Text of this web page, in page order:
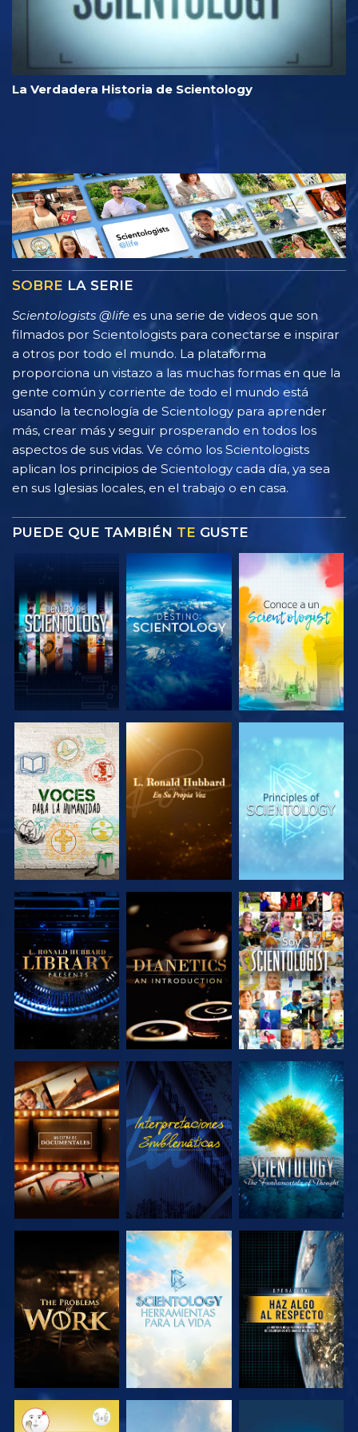
La Verdadera Historia de Scientology
SOBRE LA SERIE
Scientologists @life es una serie de videos que son
filmados por Scientologists para conectarse e inspirar
a otros por todo el mundo. La plataforma
proporciona un vistazo a las muchas formas en que la
gente común y corriente de todo el mundo está
usando la tecnología de Scientology para aprender
más, crear más y seguir prosperando en todos los
aspectos de sus vidas. Ve cómo los Scientologists
aplican los principios de Scientology cada día, ya sea
en sus Iglesias locales, en el trabajo o en casa.
PUEDE QUE TAMBIÉN TE GUSTE
EXPLORA LAS
SERIES
EXPLORA LAS
SERIES
EXPLORA LAS
SERIES
EXPLORA LAS
SERIES
EXPLORA LAS
SERIES
VE
EXPLORA LAS
SERIES
VE
EXPLORA LAS
SERIES
EXPLORA LAS
SERIES
EXPLORA LAS
SERIES
VE